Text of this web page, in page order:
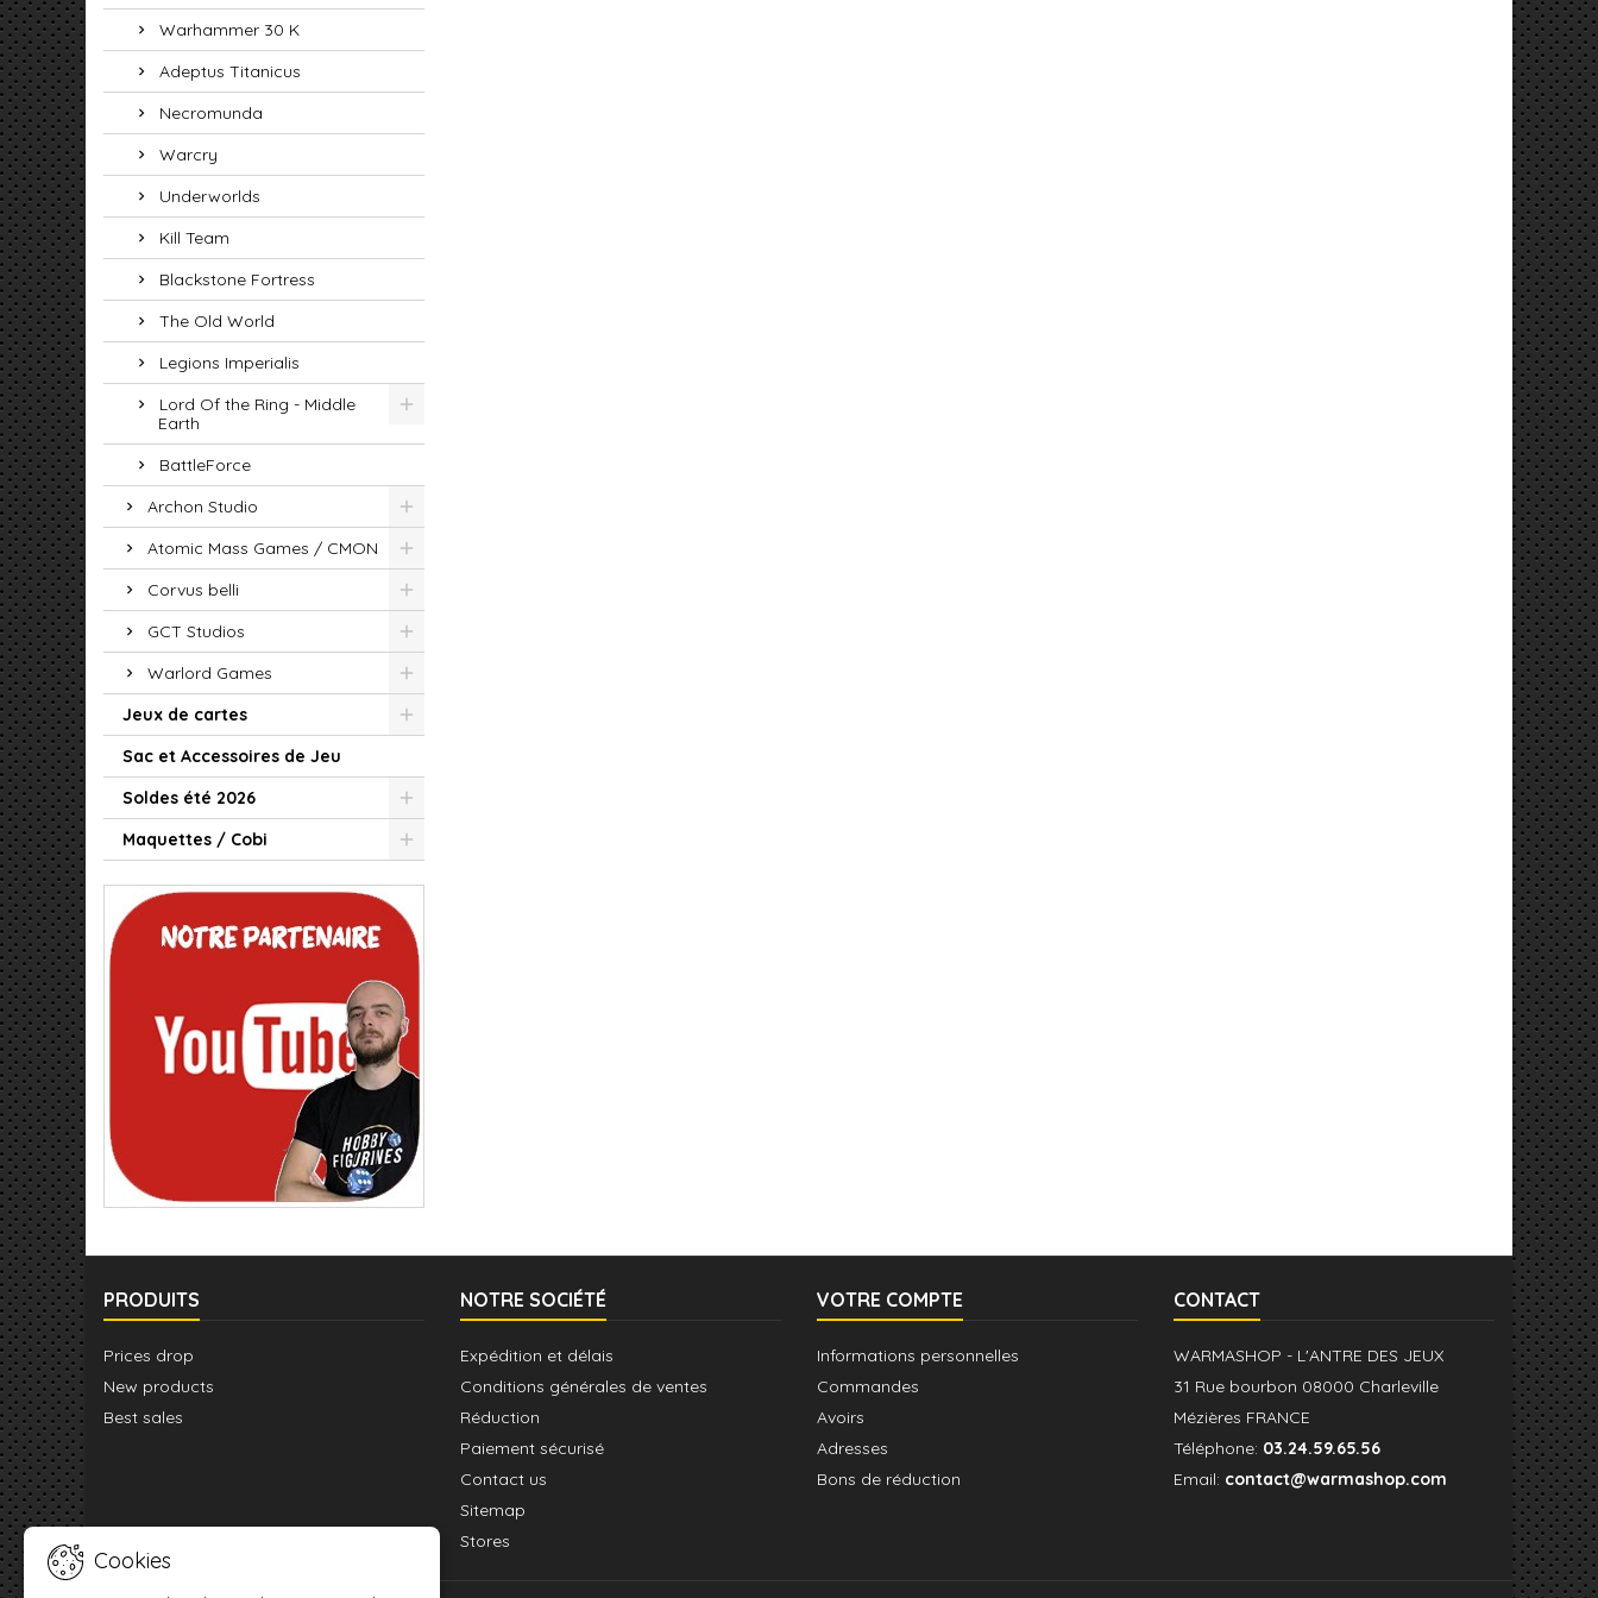
Warhammer 30 K
Adeptus Titanicus
Necromunda
Warcry
Underworlds
Kill Team
Blackstone Fortress
The Old World
Legions Imperialis
Lord Of the Ring - Middle
Earth
BattleForce
Archon Studio
Atomic Mass Games / CMON
Corvus belli
GCT Studios
Warlord Games
Jeux de cartes
Sac et Accessoires de Jeu
Soldes été 2026
Maquettes / Cobi
PRODUITS
Prices drop
New products
Best sales
NOTRE SOCIÉTÉ
Expédition et délais
Conditions générales de ventes
Réduction
Paiement sécurisé
Contact us
Sitemap
Stores
VOTRE COMPTE
Informations personnelles
Commandes
Avoirs
Adresses
Bons de réduction
CONTACT
WARMASHOP - L'ANTRE DES JEUX
31 Rue bourbon 08000 Charleville
Mézières FRANCE
Téléphone: 03.24.59.65.56
Email: contact@warmashop.com
Cookies